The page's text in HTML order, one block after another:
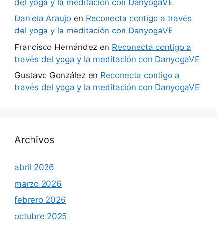
del yoga y la meditación con DanyogaVE
Daniela Araujo en Reconecta contigo a través
del yoga y la meditación con DanyogaVE
Francisco Hernández en Reconecta contigo a
través del yoga y la meditación con DanyogaVE
Gustavo González en Reconecta contigo a
través del yoga y la meditación con DanyogaVE
Archivos
abril 2026
marzo 2026
febrero 2026
octubre 2025